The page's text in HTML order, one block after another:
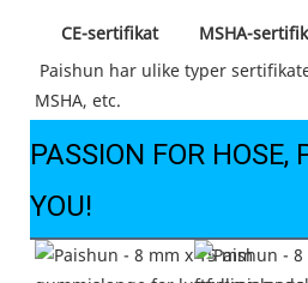
CE-sertifikat MSHA-
Paishun har ulike typer
MSHA, etc.
PASSION FOR HOSE,
YOU!